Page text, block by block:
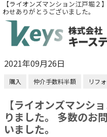
【ライオンズマンション江戸堀
わせありがとうございました。
2021年09月26日
購入 仲介手数料半額 リフ
【ライオンズマンシ
りました。 多数のお
いました。